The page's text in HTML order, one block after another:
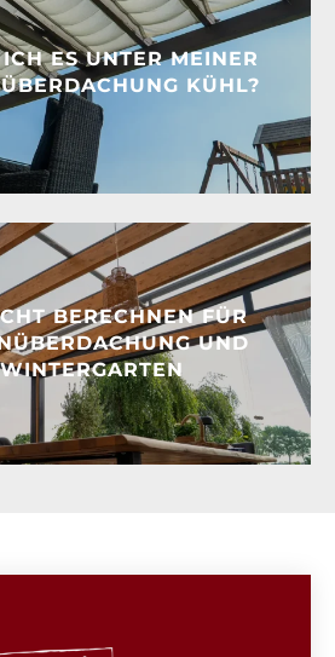
ES UNTER MEINER
KÜHL?
BERECHNEN FÜR
UND